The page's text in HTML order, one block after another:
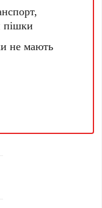
пішки
не мають